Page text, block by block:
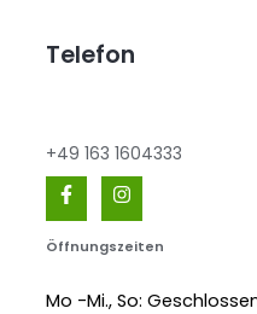
Telefon
+49 163 1604333
Öffnungszeiten
Mo -Mi., So: